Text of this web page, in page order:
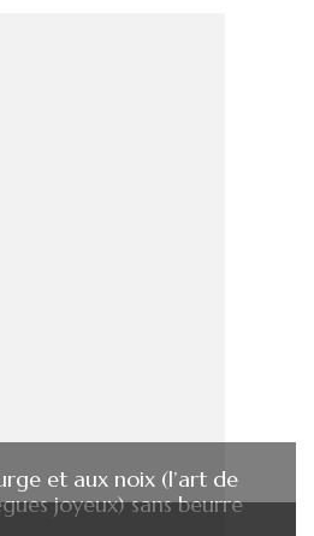
et aux noix (l’art de
joyeux) sans beurre